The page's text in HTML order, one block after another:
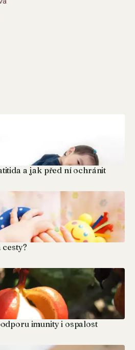
a jak před ní ochránit
cesty?
imunity i ospalost